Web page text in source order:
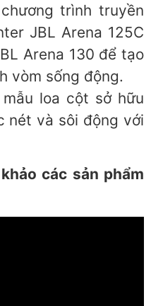
trình truyền
JBL Arena 125C
Arena 130 để tạo
vòm sống động.
loa cột sở hữu
nét và sôi động với
các sản phẩm